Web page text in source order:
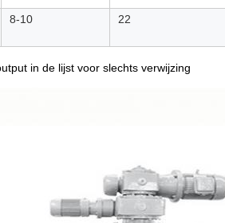
8-10 22
in de lijst voor slechts verwijzing